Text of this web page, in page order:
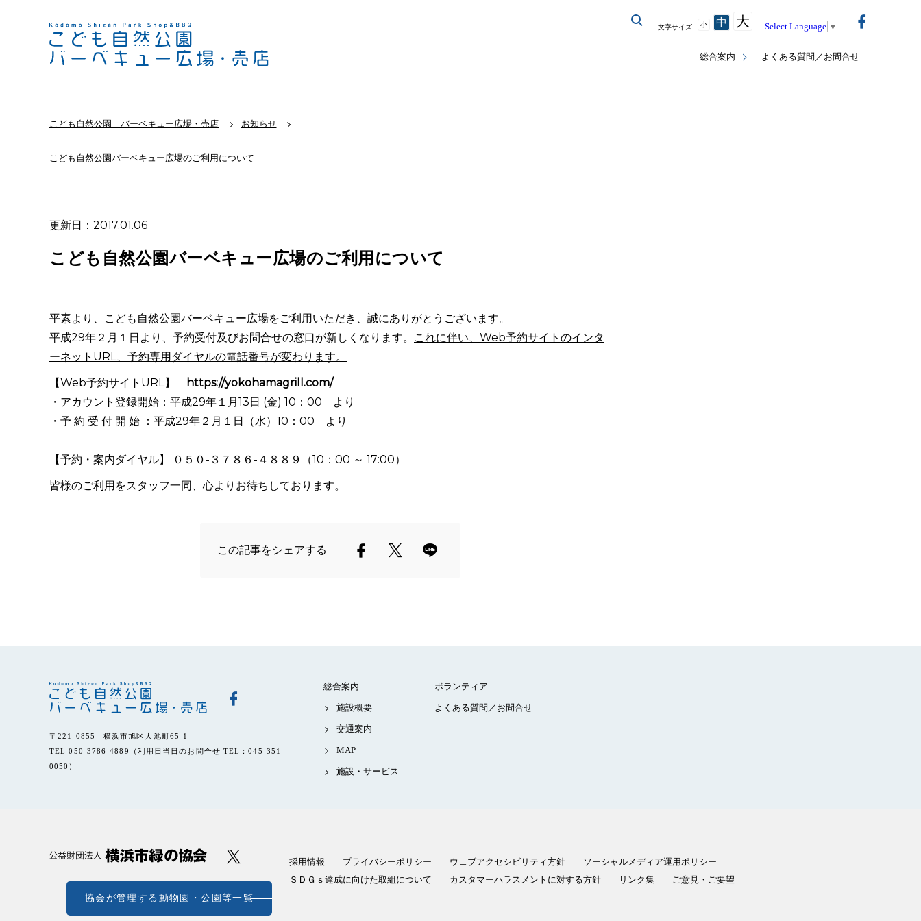
総合案内 よくある質問／お問合せ
文字サイズ 小 中 大 Select Language ▼
こども自然公園 バーベキュー広場・売店 お知らせ
こども自然公園バーベキュー広場のご利用について
更新日：2017.01.06
こども自然公園バーベキュー広場のご利用について
平素より、こども自然公園バーベキュー広場をご利用いただき、誠にありがとうございます。
平成29年２月１日より、予約受付及びお問合せの窓口が新しくなります。
これに伴い、Web予約サイトのインタ
ーネットURL、予約専用ダイヤルの電話番号が変わります。
【Web予約サイトURL】
https://yokohamagrill.com/
・アカウント登録開始：平成29年１月13日 (金) 10：00 より
・予 約 受 付 開 始 ：平成29年２月１日（水）10：00 より
【予約・案内ダイヤル】 ０５０-３７８６-４８８９（10：00 ～ 17:00）
皆様のご利用をスタッフ一同、心よりお待ちしております。
この記事をシェアする
〒221-0855 横浜市旭区大池町65-1
TEL 050-3786-4889（利用日当日のお問合せ TEL：045-351-
0050）
総合案内
施設概要
交通案内
MAP
施設・サービス
ボランティア
よくある質問／お問合せ
協会が管理する動物園・公園等一覧
採用情報 プライバシーポリシー ウェブアクセシビリティ方針
ソーシャルメディア運用ポリシー
ＳＤＧｓ達成に向けた取組について
カスタマーハラスメントに対する方針 リンク集 ご意見・ご要望